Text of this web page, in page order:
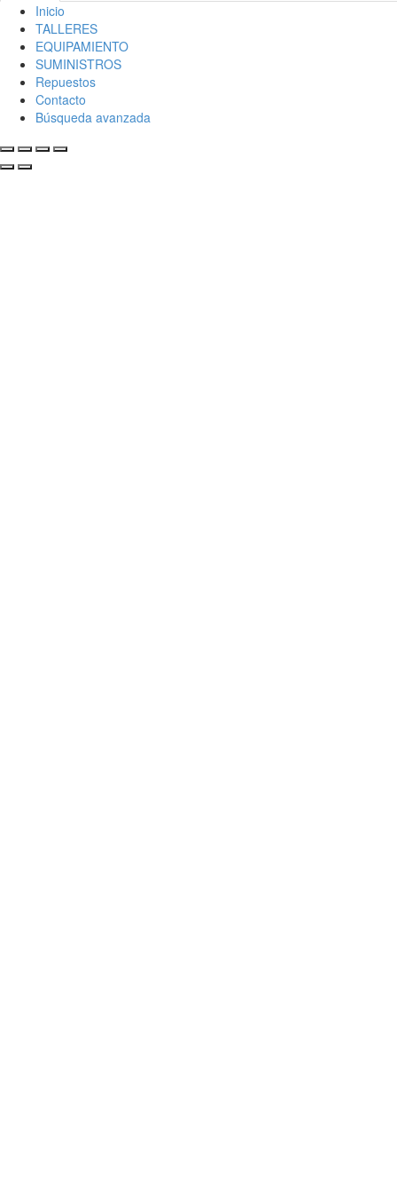
Inicio
TALLERES
EQUIPAMIENTO
SUMINISTROS
Repuestos
Contacto
Búsqueda avanzada